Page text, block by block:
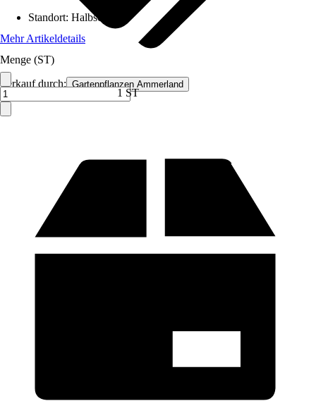
Verkauf durch: Gartenpflanzen Ammerland
Standort: Halbschatten
Mehr Artikeldetails
Menge (ST)
1 ST